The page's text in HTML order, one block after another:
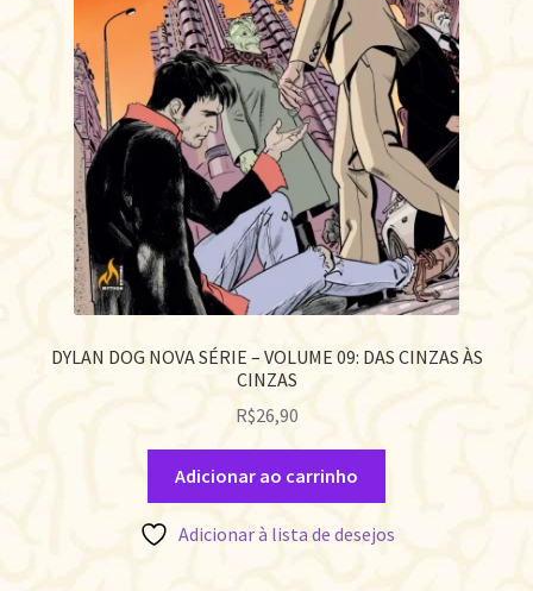
DYLAN DOG NOVA SÉRIE – VOLUME 09: DAS CINZAS ÀS
CINZAS
R$26,90
Adicionar ao carrinho
Adicionar à lista de desejos